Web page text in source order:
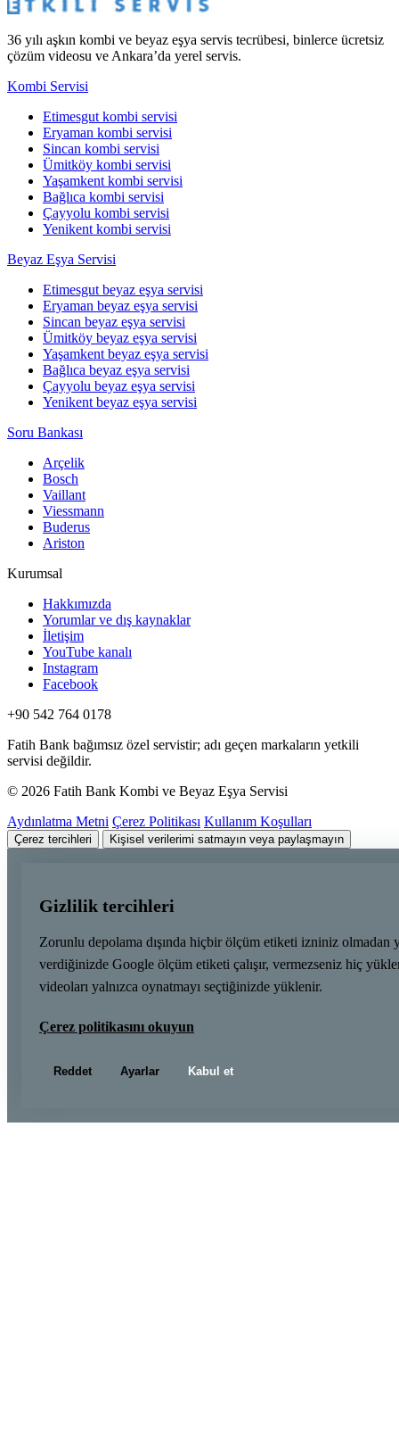
36 yılı aşkın kombi ve beyaz eşya servis tecrübesi, binlerce ücretsiz
çözüm videosu ve Ankara’da yerel servis.
Kombi Servisi
Etimesgut kombi servisi
Eryaman kombi servisi
Sincan kombi servisi
Ümitköy kombi servisi
Yaşamkent kombi servisi
Bağlıca kombi servisi
Çayyolu kombi servisi
Yenikent kombi servisi
Beyaz Eşya Servisi
Etimesgut beyaz eşya servisi
Eryaman beyaz eşya servisi
Sincan beyaz eşya servisi
Ümitköy beyaz eşya servisi
Yaşamkent beyaz eşya servisi
Bağlıca beyaz eşya servisi
Çayyolu beyaz eşya servisi
Yenikent beyaz eşya servisi
Soru Bankası
Arçelik
Bosch
Vaillant
Viessmann
Buderus
Ariston
Kurumsal
Hakkımızda
Yorumlar ve dış kaynaklar
İletişim
YouTube kanalı
Instagram
Facebook
+90 542 764 0178
Fatih Bank bağımsız özel servistir; adı geçen markaların yetkili
servisi değildir.
© 2026 Fatih Bank Kombi ve Beyaz Eşya Servisi
Aydınlatma Metni Çerez Politikası Kullanım Koşulları
Çerez tercihleri Kişisel verilerimi satmayın veya paylaşmayın
Gizlilik tercihleri
Zorunlu depolama dışında hiçbir ölçüm etiketi izniniz olmadan
verdiğinizde Google ölçüm etiketi çalışır, vermezseniz hiç
videoları yalnızca oynatmayı seçtiğinizde yüklenir.
Çerez politikasını okuyun
Reddet Ayarlar Kabul et